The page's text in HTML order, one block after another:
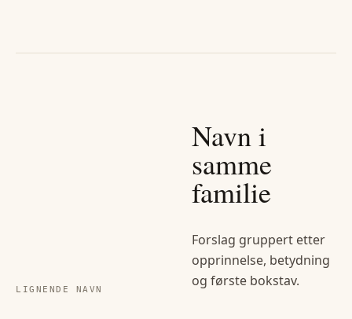
LIGNENDE NAVN
Navn i
samme
familie
Forslag gruppert etter
opprinnelse, betydning
og første bokstav.